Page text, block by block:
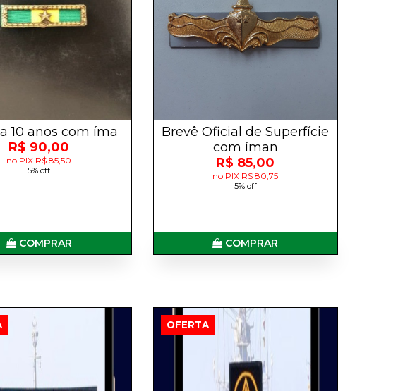
10 anos com íma
R$ 90,00
no PIX R$ 85,50
5% off
COMPRAR
Brevê Oficial de Superfície
com íman
R$ 85,00
no PIX R$ 80,75
5% off
COMPRAR
OFERTA